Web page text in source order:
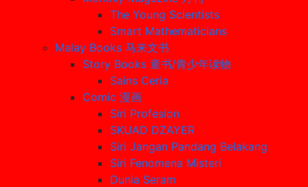
The Young Scientists
Smart Mathematicians
Malay Books 马来文书
Story Books 童书/青少年读物
Sains Ceria
Comic 漫画
Siri Profesion
SKUAD DZAYER
Siri Jangan Pandang Belakang
Siri Fenomena Misteri
Dunia Seram